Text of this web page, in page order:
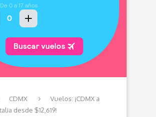
CDMX
Vuelos: ¡CDMX a
desde $12,619!